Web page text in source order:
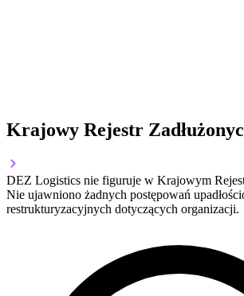
Krajowy Rejestr
DEZ Logistics nie figuruje w Krajowym
Nie ujawniono żadnych postępowań
restrukturyzacyjnych dotyczących organizacji.